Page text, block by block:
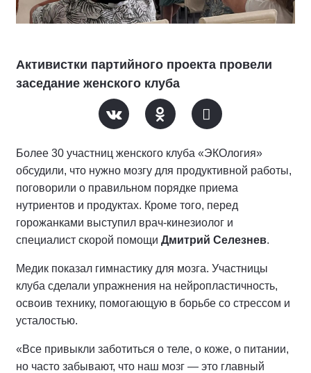
Активистки партийного проекта провели
заседание женского клуба
Более 30 участниц женского клуба «ЭКОлогия»
обсудили, что нужно мозгу для продуктивной работы,
поговорили о правильном порядке приема
нутриентов и продуктах. Кроме того, перед
горожанками выступил врач-кинезиолог и
специалист скорой помощи Дмитрий Селезнев.
Медик показал гимнастику для мозга. Участницы
клуба сделали упражнения на нейропластичность,
освоив технику, помогающую в борьбе со стрессом и
усталостью.
«Все привыкли заботиться о теле, о коже, о питании,
но часто забывают, что наш мозг — это главный